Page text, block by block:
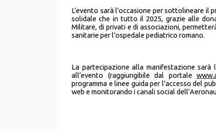
L’evento sarà l’occasione per sottolineare il
solidale che in tutto il 2025, grazie alle
Militare, di privati e di associazioni,
sanitarie per l’ospedale pediatrico romano.
La partecipazione alla manifestazione
all’evento (raggiungibile dal portale
programma e linee guida per l’accesso del
web e monitorando i canali social